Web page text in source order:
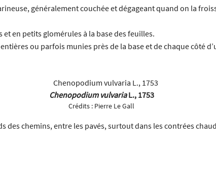
généralement couchée et dégageant quand on la
et en petits glomérules à la base des feuilles.
ou parfois munies près de la base et de chaque côté
Chenopodium vulvariaL., 1753
Crédits : Pierre Le Gall
des chemins, entre les pavés, surtout dans les contrées